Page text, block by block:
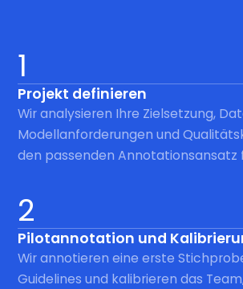
1
Projekt definieren
Wir analysieren Ihre Zielsetzung,
Modellanforderungen und
den passenden Annotationsansatz
2
Pilotannotation und
Wir annotieren eine erste
Guidelines und kalibrieren das